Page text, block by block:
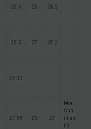
25.5 26 28.2
25.5 27 28.2
26.32
27.88 26 27
Môn
Anh
nhân
hệ